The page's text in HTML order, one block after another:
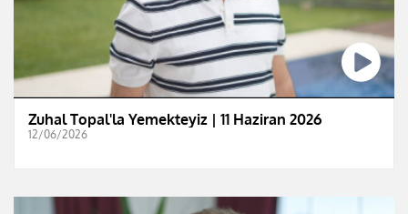
Zuhal Topal'la Yemekteyiz | 11 Haziran 2026
12/06/2026